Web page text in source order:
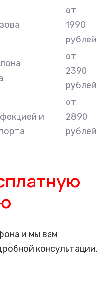
от
1990
рублей
от
2390
рублей
и
от
2890
рублей
и мы вам
консультации.